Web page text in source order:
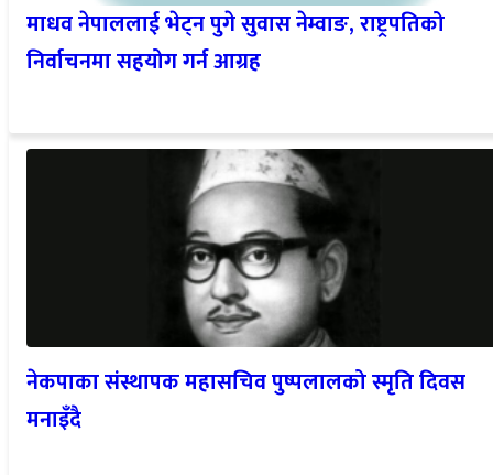
माधव नेपाललाई भेट्न पुगे सुवास नेम्वाङ, राष्ट्रपतिको
निर्वाचनमा सहयोग गर्न आग्रह
नेकपाका संस्थापक महासचिव पुष्पलालको स्मृति दिवस
मनाइँदै